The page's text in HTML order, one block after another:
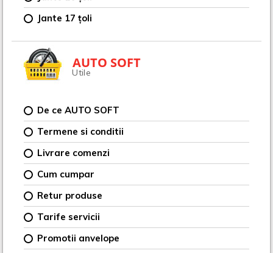
Jante 17 țoli
AUTO SOFT
Utile
De ce AUTO SOFT
Termene si conditii
Livrare comenzi
Cum cumpar
Retur produse
Tarife servicii
Promotii anvelope